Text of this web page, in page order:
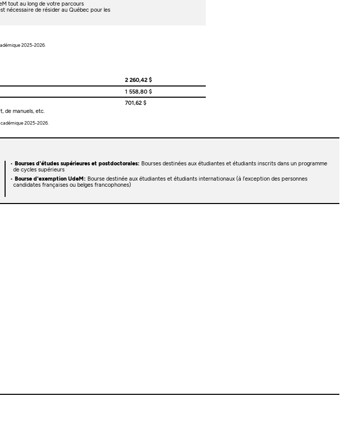
tout au long de votre parcours
nécessaire de résider au Québec pour les
2025-2026.
2 260,42 $
1 558,80 $
701,62 $
de manuels, etc.
2025-2026.
Bourses d'études supérieures et postdoctorales: Bourses destinées aux étudiantes et étudiants inscrits dans un programme
de cycles supérieurs
Bourse d'exemption UdeM: Bourse destinée aux étudiantes et étudiants internationaux (à l’exception des personnes
candidates françaises ou belges francophones)